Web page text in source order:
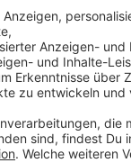
am Automaten
schon in